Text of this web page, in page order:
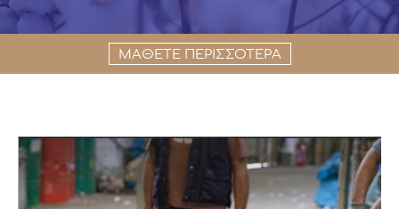
ΜΑΘΕΤΕ ΠΕΡΙΣΣΟΤΕΡΑ